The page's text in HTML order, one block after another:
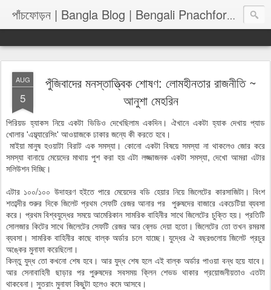
পাঁচফোড়ন | Bangla Blog | Bengali Pnachforon
AUG
5
পুঁজিবাদের মনস্তাত্ত্বিক শোষণ: লোমহীনতার রাজনীতি ~
আনুশা মেহরিন
পিরিয়ড হ্যাকস নিয়ে একটা ভিডিও দেখেছিলাম একদিন। ঐখানে একটা হ্যাক দেখায় প্যাড
খোলার 'এম্ব্যারেসিং' আওয়াজকে ঢাকার জন্যে কী করতে হবে।
মাইয়া মানুষ হওয়াটা বিরাট এক সমস্যা। কোনো একটা বিষয়ে সমস্যা না থাকলেও জোর করে
সমস্যা বানায়ে মেয়েদের মাথায় পুশ করা হয় এটা লজ্জাজনক একটা সমস্যা, দেখো আমরা এটার
সলিউশন দিচ্ছি।
এটার ১০০/১০০ উদাহরণ হইতে পারে মেয়েদের বডি হেয়ার নিয়ে জিলেটের কারসাজিটা। বিংশ
শতাব্দীর শুরুর দিকে জিলেট প্রথম সেফটি রেজর আনার পর পুরুষদের বাজারে একচেটিয়া ব্যবসা
করে। প্রথম বিশ্বযুদ্ধের সময়ে আমেরিকান সামরিক বাহিনীর সাথে জিলেটের চুক্তি হয়। প্রতিটি
সোলজার কিটের সাথে জিলেটের সেফটি রেজর আর ব্লেড দেয়া হতো। জিলেটের তো তখন রমরমা
ব্যবসা। সামরিক বাহিনীর কাছে বাল্ক অর্ডার চলে যাচ্ছে। যুদ্ধের ঐ বছরগুলোয় জিলেট প্রচুর
অঙ্কের মুনাফা করেছিলো।
কিন্তু যুদ্ধ তো কখনো শেষ হবে। আর যুদ্ধ শেষ হলে এই বাল্ক অর্ডার পাওয়া বন্ধ হয়ে যাবে।
আর সেনাবাহিনী ছাড়ার পর পুরুষদের সবসময় ক্লিন শেভড থাকার প্রয়োজনীয়তাও এতটা
থাকবেনা। সুতরাং মুনাফা কিছুটা হলেও কমে আসবে।